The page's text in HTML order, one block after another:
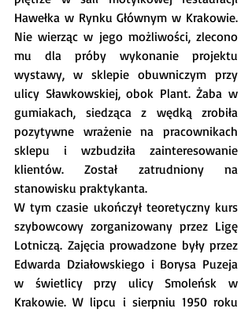
Hawełka w Rynku Głównym w Krakowie.
Nie wierząc w jego możliwości, zlecono
mu dla próby wykonanie projektu
wystawy, w sklepie obuwniczym przy
ulicy Sławkowskiej, obok Plant. Żaba w
gumiakach, siedząca z wędką zrobiła
pozytywne wrażenie na pracownikach
sklepu i wzbudziła zainteresowanie
klientów. Został zatrudniony na
stanowisku praktykanta.
W tym czasie ukończył teoretyczny kurs
szybowcowy zorganizowany przez Ligę
Lotniczą. Zajęcia prowadzone były przez
Edwarda Działowskiego i Borysa Puzeja
w świetlicy przy ulicy Smoleńsk w
Krakowie. W lipcu i sierpniu 1950 roku